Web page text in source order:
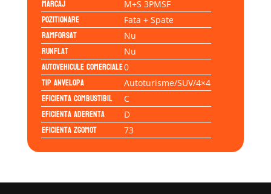
Marcaj M+S 3PMSF
Pozitionare Fata + Spate
Ramforsat Nu
Runflat Nu
Autovehicule comerciale0
Tip anvelopa Autoturisme/SUV/4×4
Eficienta Combustibil C
Eficienta Aderenta D
Eficienta Zgomot 73